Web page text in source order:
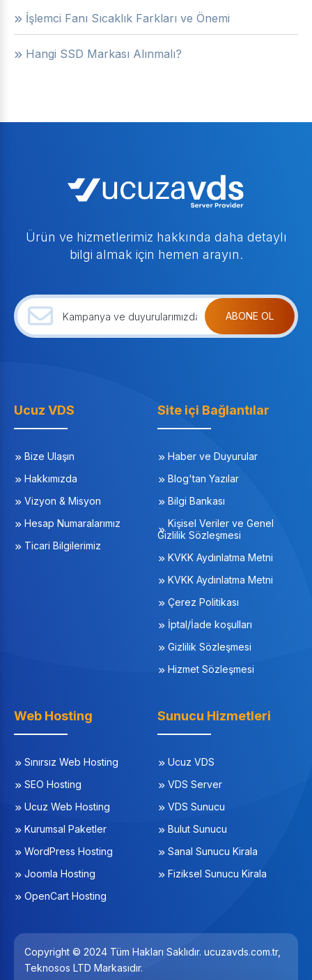
İşlemci Fanı Sıcaklık Farkları ve Önemi
Hangi SSD Markası Alınmalı?
Ürün ve hizmetlerimiz hakkında daha detaylı
bilgi almak için hemen arayın.
ABONE OL
Ucuz VDS
Bize Ulaşın
Hakkımızda
Vizyon & Misyon
Hesap Numaralarımız
Ticari Bilgilerimiz
Site içi Bağlantılar
Haber ve Duyurular
Blog'tan Yazılar
Bilgi Bankası
Kişisel Veriler ve Genel
Gizlilik Sözleşmesi
KVKK Aydınlatma Metni
KVKK Aydınlatma Metni
Çerez Politikası
İptal/İade koşulları
Gizlilik Sözleşmesi
Hizmet Sözleşmesi
Web Hosting
Sınırsız Web Hosting
SEO Hosting
Ucuz Web Hosting
Kurumsal Paketler
WordPress Hosting
Joomla Hosting
OpenCart Hosting
Sunucu Hizmetleri
Ucuz VDS
VDS Server
VDS Sunucu
Bulut Sunucu
Sanal Sunucu Kirala
Fiziksel Sunucu Kirala
Copyright © 2024 Tüm Hakları Saklıdır. ucuzavds.com.tr,
Teknosos LTD Markasıdır.